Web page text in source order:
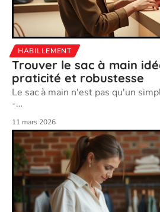
HABILLEMENT
Trouver le sac à main
praticité et robustesse
Le sac à main n'est pas qu'un
-…
11 mars 2026